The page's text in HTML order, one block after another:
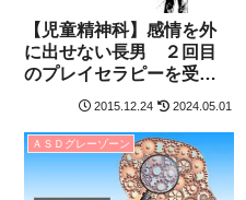
【児童精神科】感情を外
に出せない長男 ２回目
のプレイセラピーを受け
2015.12.24 2024.05.01
ＡＳＤグレーゾーン